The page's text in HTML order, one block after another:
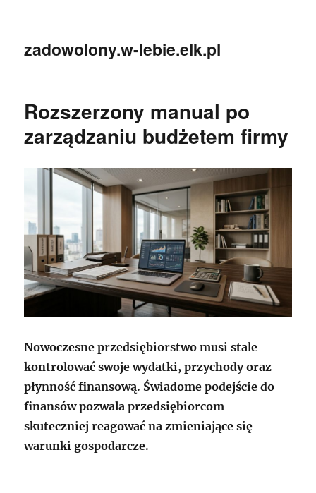
zadowolony.w-lebie.elk.pl
Rozszerzony manual po
zarządzaniu budżetem firmy
Nowoczesne przedsiębiorstwo musi stale
kontrolować swoje wydatki, przychody oraz
płynność finansową. Świadome podejście do
finansów pozwala przedsiębiorcom
skuteczniej reagować na zmieniające się
warunki gospodarcze.